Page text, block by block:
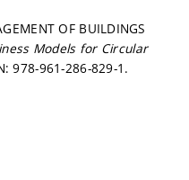
OF BUILDINGS
Models for Circular
978-961-286-829-1.